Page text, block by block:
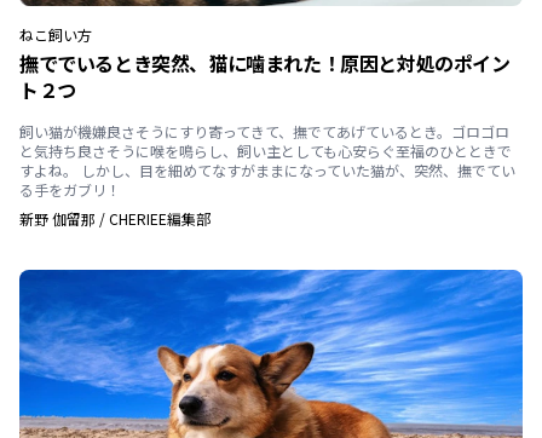
ねこ飼い方
撫ででいるとき突然、猫に噛まれた！原因と対処のポイン
ト２つ
飼い猫が機嫌良さそうにすり寄ってきて、撫でてあげているとき。ゴロゴロ
と気持ち良さそうに喉を鳴らし、飼い主としても心安らぐ至福のひとときで
すよね。 しかし、目を細めてなすがままになっていた猫が、突然、撫でてい
る手をガブリ！
新野 伽留那 /CHERIEE編集部